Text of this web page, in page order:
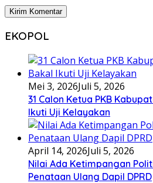
EKOPOL
Mei 3, 2026Juli 5, 2026
31 Calon Ketua PKB
Ikuti Uji Kelayakan
April 14, 2026Juli 5, 2026
Nilai Ada Ketimpangan
Penataan Ulang Dapil DPRD